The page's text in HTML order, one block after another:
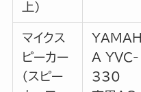
上）
マイクス
ピーカー
（スピー
YAMAH
A YVC-
330